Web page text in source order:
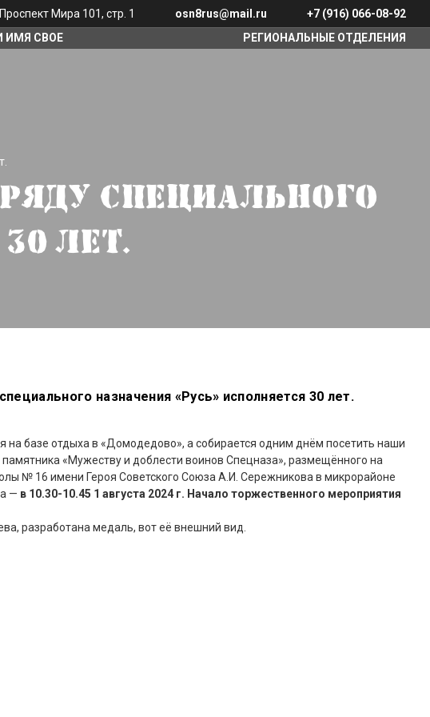
Мира 101, стр. 1 osn8rus@mail.ru
+7 (916) 066-08-92
ИМЯ СВОЕ РЕГИОНАЛЬНЫЕ ОТДЕЛЕНИЯ
СПЕЦИАЛЬНОГО
ЛЕТ.
назначения «Русь» исполняется 30 лет.
на базе отдыха в «Домодедово», а собирается одним днём посетить наши
«Мужеству и доблести воинов Спецназа», размещённого на
№ 16 имени Героя Советского Союза А.И. Сережникова в микрорайоне
— в 10.30-10.45 1 августа 2024 г. Начало торжественного мероприятия
разработана медаль, вот её внешний вид.